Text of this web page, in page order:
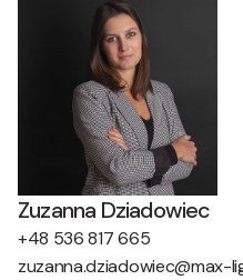
Zuzanna Dziadowiec
+48 536 817 665
zuzanna.dziadowiec@max-